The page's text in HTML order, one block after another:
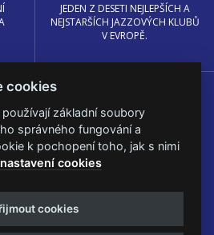
JEDEN Z DESETI NEJLEPŠÍCH A
NEJSTARŠÍCH JAZZOVÝCH KLUBŮ
V EVROPĚ.
cookies.
© PRAGOKONCERT BOHEMIA, a.s.
creatia.tech s.r.o. a
cookies
základní soubory
správného fungování a
k pochopení toho, jak s nimi
cookies
cookies